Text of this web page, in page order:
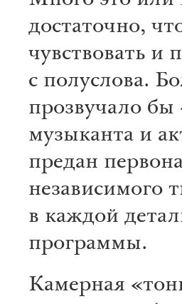
достаточно,
чувствовать и
с полуслова.
прозвучало бы
музыканта и
предан
независимого
в каждой
программы.
Камерная